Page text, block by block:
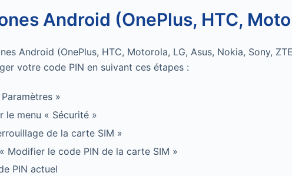
Android (OnePlus, HTC,
Android (OnePlus, HTC, Motorola, LG, Asus, Nokia, Sony,
votre code PIN en suivant ces étapes :
»
le menu « Sécurité »
de la carte SIM »
Modifier le code PIN de la carte SIM »
PIN actuel